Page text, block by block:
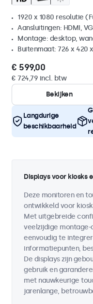
1920 x 1080 resolutie
Aansluitingen: HDMI,
Montage: desktop,
Buitenmaat: 726 x 420
€ 599,00
€ 724,79 incl. btw
Bekijken
Langdurige
beschikbaarheid
Displays voor kiosks
Deze monitoren en
ontwikkeld voor
Met uitgebreide
veelzijdige montage-
eenvoudig te
informatiepunten,
De displays zijn
gebruik en
met nauwkeurige
jarenlange,